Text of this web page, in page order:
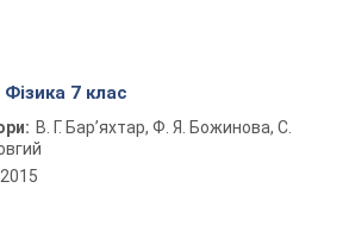
7 клас
В. Г. Бар’яхтар, Ф. Я. Божинова, С.
2015